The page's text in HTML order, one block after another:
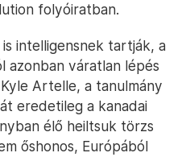
folyóiratban.
intelligensnek tartják, a
azonban váratlan lépés
Artelle, a tanulmány
eredetileg a kanadai
élő heiltsuk törzs
őshonos, Európából